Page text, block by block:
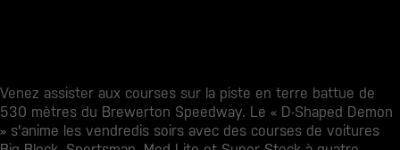
Venez assister aux courses sur la piste en terre battue de
530 mètres du Brewerton Speedway. Le « D-Shaped Demon
» s'anime les vendredis soirs avec des courses de voitures